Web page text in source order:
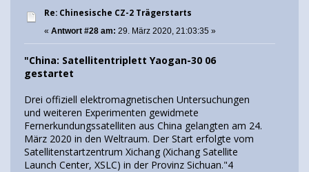
Re: Chinesische CZ-2 Trägerstarts
« Antwort #28 am: 29. März 2020, 21:03:35 »
"China: Satellitentriplett Yaogan-30 06
gestartet
Drei offiziell elektromagnetischen Untersuchungen
und weiteren Experimenten gewidmete
Fernerkundungssatelliten aus China gelangten am 24.
März 2020 in den Weltraum. Der Start erfolgte vom
Satellitenstartzentrum Xichang (Xichang Satellite
Launch Center, XSLC) in der Provinz Sichuan."4